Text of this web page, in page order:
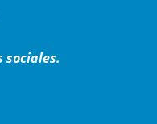
sociales.